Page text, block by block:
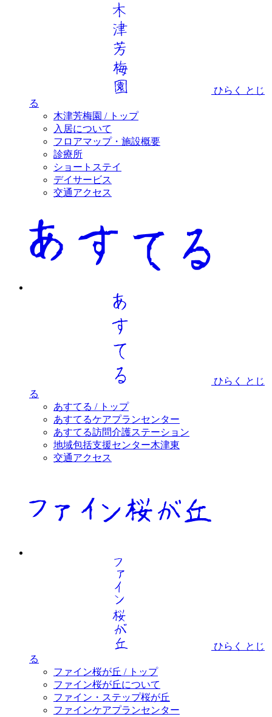
ひらく
とじ
る
木津芳梅園 / トップ
入居について
フロアマップ・施設概要
診療所
ショートステイ
デイサービス
交通アクセス
ひらく
とじ
る
あすてる / トップ
あすてるケアプランセンター
あすてる訪問介護ステーション
地域包括支援センター木津東
交通アクセス
ひらく
とじ
る
ファイン桜が丘 / トップ
ファイン桜が丘について
ファイン・ステップ桜が丘
ファインケアプランセンター